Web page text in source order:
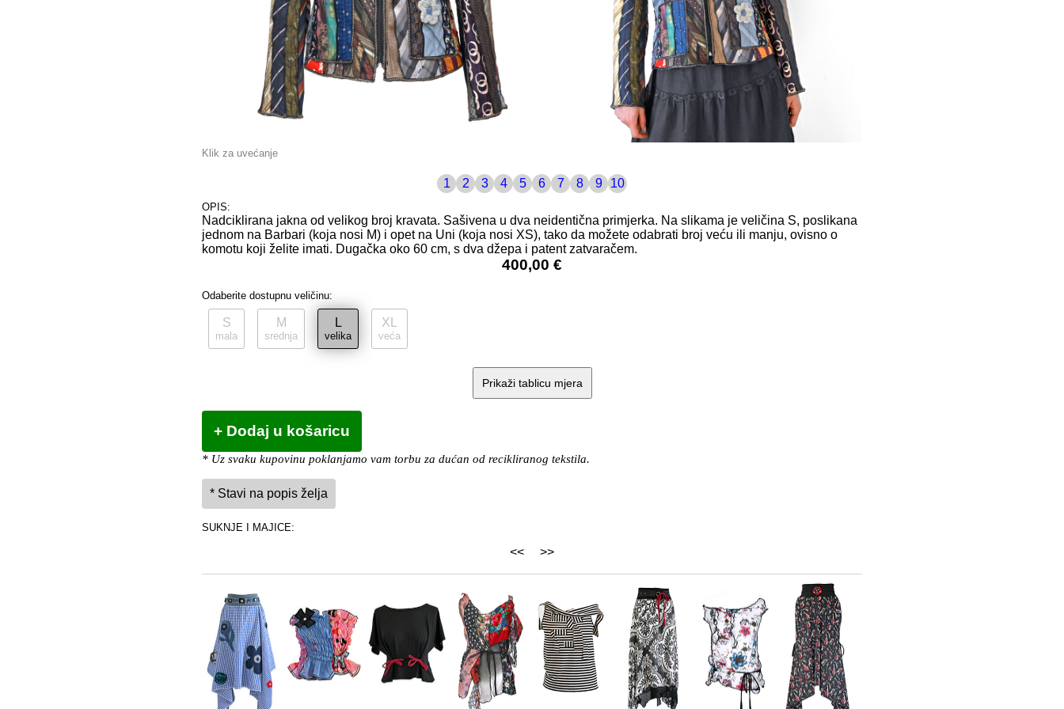
Klik za uvećanje
1 2 3 4 5 6 7 8 9 10
OPIS:
Nadciklirana jakna od velikog broj kravata. Sašivena u dva neidentična primjerka. Na slikama je veličina S, poslikana
jednom na Barbari (koja nosi M) i opet na Uni (koja nosi XS), tako da možete odabrati broj veću ili manju, ovisno o
komotu koji želite imati. Dugačka oko 60 cm, s dva džepa i patent zatvaračem.
400,00 €
Odaberite dostupnu veličinu:
S
mala
M
srednja
L
velika
XL
veća
Prikaži tablicu mjera
* Uz svaku kupovinu poklanjamo vam torbu za dućan od recikliranog tekstila.
SUKNJE I MAJICE:
<< >>